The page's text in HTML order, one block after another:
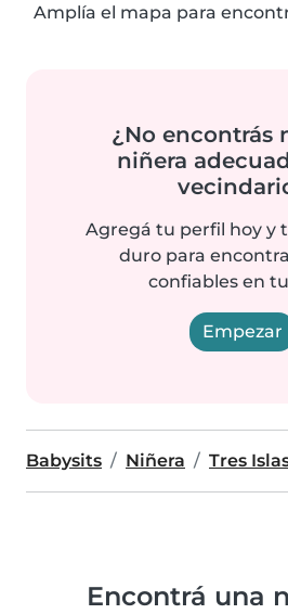
Amplía el mapa para
¿No encontrás
niñera
Agregá tu perfil hoy y
duro para
confiables en
Empezar
Babysits Niñera Tres
Encontrá una